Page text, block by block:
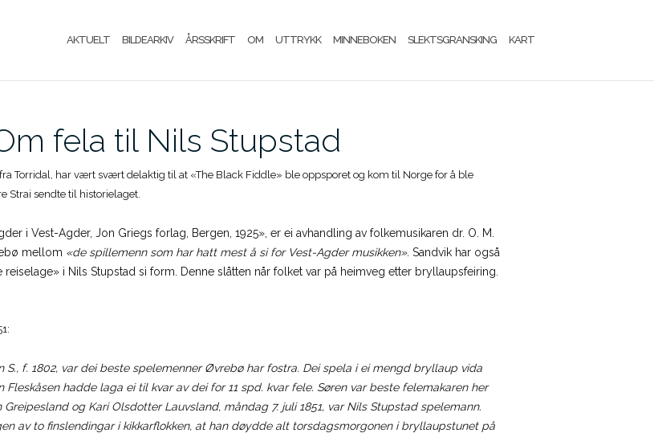
AKTUELT BILDEARKIV ÅRSSKRIFT OM UTTRYKK MINNEBOKEN SLEKTSGRANSKING KART
fela til Nils Stupstad
Torridal, har vært svært delaktig til at «The Black Fiddle» ble oppsporet og kom til Norge for å ble
Strai sendte til historielaget.
i Vest-Agder, Jon Griegs forlag, Bergen, 1925», er ei avhandling av folkemusikaren dr. O. M.
mellom «de spillemenn som har hatt mest å si for Vest-Agder musikken». Sandvik har også
i Nils Stupstad si form. Denne slåtten når folket var på heimveg etter bryllaupsfeiring.
S., f. 1802, var dei beste spelemenner Øvrebø har fostra. Dei spela i ei mengd bryllaup vida
Fleskåsen hadde laga ei til kvar av dei for 11 spd. kvar fele. Søren var beste felemakaren her
og Kari Olsdotter Lauvsland, måndag 7. juli 1851, var Nils Stupstad spelemann.
av to finslendingar i kikkarflokken, at han døydde alt torsdagsmorgonen i bryllaupstunet på